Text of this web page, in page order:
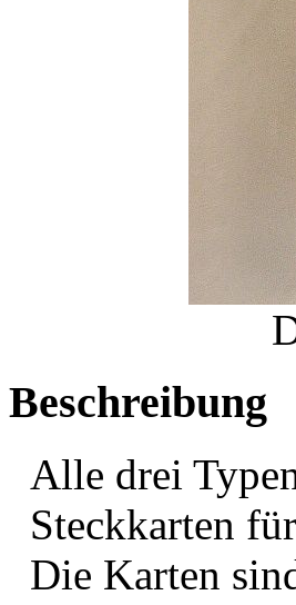
Beschreibung
Alle drei
Steckkarten
Die Karten